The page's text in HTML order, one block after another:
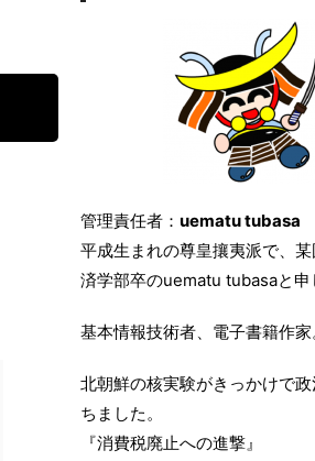
管理責任者： uematu tubasa
平成生まれの尊皇攘夷派で、
済学部卒のuematu tubasaと申
基本情報技術者、電子書籍作家
北朝鮮の核実験がきっかけで
ちました。
『消費税廃止への進撃』